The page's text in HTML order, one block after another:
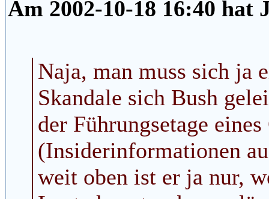
Am 2002-10-18 16:40 hat
Naja, man muss sich ja
Skandale sich Bush
der Führungsetage
(Insiderinformationen
weit oben ist er ja nur,